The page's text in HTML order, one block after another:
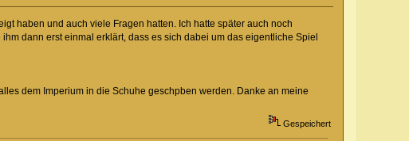
haben und auch viele Fragen hatten. Ich hatte später auch noch
dann erst einmal erklärt, dass es sich dabei um das eigentliche Spiel
dem Imperium in die Schuhe geschpben werden. Danke an meine
Gespeichert